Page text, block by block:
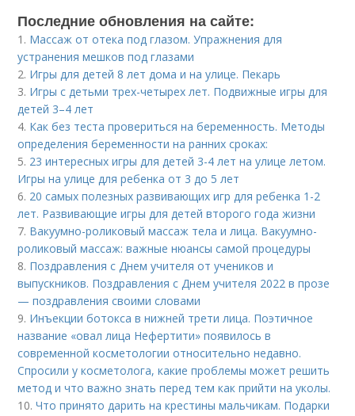
Последние обновления на сайте:
1. Массаж от отека под глазом. Упражнения для
устранения мешков под глазами
2. Игры для детей 8 лет дома и на улице. Пекарь
3. Игры с детьми трех-четырех лет. Подвижные игры для
детей 3–4 лет
4. Как без теста провериться на беременность. Методы
определения беременности на ранних сроках:
5. 23 интересных игры для детей 3-4 лет на улице летом.
Игры на улице для ребенка от 3 до 5 лет
6. 20 самых полезных развивающих игр для ребенка 1-2
лет. Развивающие игры для детей второго года жизни
7. Вакуумно-роликовый массаж тела и лица. Вакуумно-
роликовый массаж: важные нюансы самой процедуры
8. Поздравления с Днем учителя от учеников и
выпускников. Поздравления с Днем учителя 2022 в прозе
— поздравления своими словами
9. Инъекции ботокса в нижней трети лица. Поэтичное
название «овал лица Нефертити» появилось в
современной косметологии относительно недавно.
Спросили у косметолога, какие проблемы может решить
метод и что важно знать перед тем как прийти на уколы.
10.Что принято дарить на крестины мальчикам. Подарки